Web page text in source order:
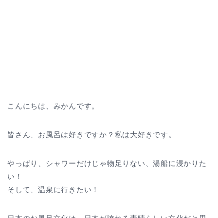
こんにちは、みかんです。
皆さん、お風呂は好きですか？私は大好きです。
やっぱり、シャワーだけじゃ物足りない、湯船に浸かりた
い！
そして、温泉に行きたい！